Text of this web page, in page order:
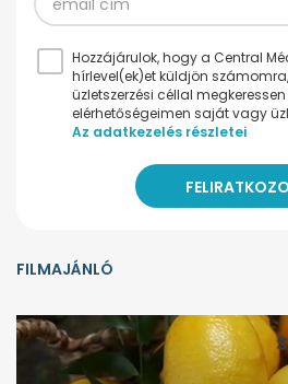
Hozzájárulok, hogy a Central
hírlevel(ek)et küldjön
üzletszerzési céllal
elérhetőségeimen saját vagy
Az adatkezelés részletei
FILMAJÁNLÓ